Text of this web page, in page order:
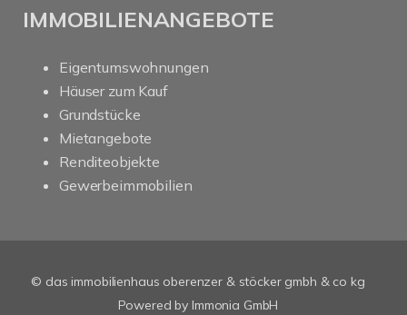
IMMOBILIENANGEBOTE
Eigentumswohnungen
Häuser zum Kauf
Grundstücke
Mietangebote
Renditeobjekte
Gewerbeimmobilien
© das immobilienhaus oberenzer & stöcker gmbh & co kg
Powered by Immonia GmbH